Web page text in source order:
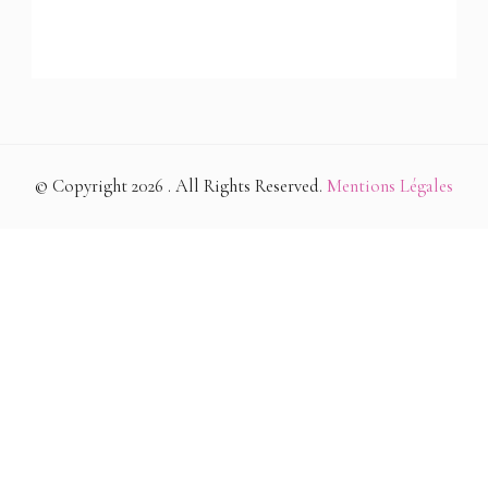
© Copyright 2026 . All Rights Reserved. Mentions Légales